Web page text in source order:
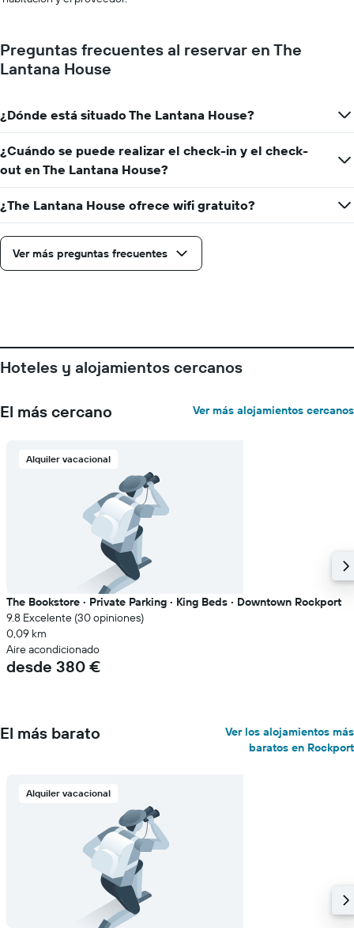
Preguntas frecuentes al reservar en The
Lantana House
¿Dónde está situado The Lantana House?
¿Cuándo se puede realizar el check-in y el check-
out en The Lantana House?
¿The Lantana House ofrece wifi gratuito?
Ver más preguntas frecuentes
Hoteles y alojamientos cercanos
El más cercano Ver más alojamientos cercanos
Alquiler vacacional
The Bookstore · Private Parking · King Beds · Downtown Rockport
9.8 Excelente (30 opiniones)
0,09 km
Aire acondicionado
desde 380 €
El más barato
Ver los alojamientos más
baratos en Rockport
Alquiler vacacional